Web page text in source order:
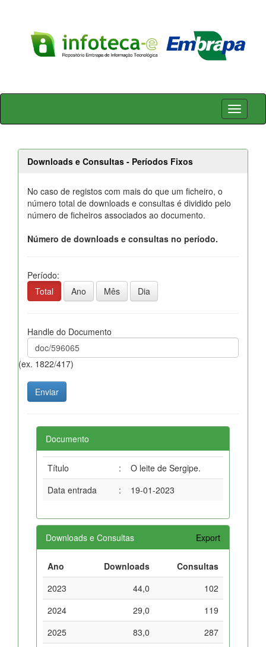
Skip
Downloads e Consultas - Períodos Fixos
No caso de registos com mais do que um ficheiro, o
número total de downloads e consultas é dividido pelo
número de ficheiros associados ao documento.
Número de downloads e consultas no período.
Período:
Total
Ano Mês Dia
Handle do Documento
(ex. 1822/417)
Documento
Título :
O leite de Sergipe.
Data entrada
: 19-01-2023
Downloads e Consultas Export
Ano Downloads
Consultas
2023
44,0
102
2024
29,0
119
2025
83,0
287